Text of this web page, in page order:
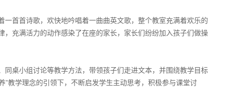
首首诗歌，欢快地吟唱着一曲曲英文歌，整个教室充满着欢乐的
充满活力的动作感染了在座的家长，家长们纷纷加入孩子们做操
桌小组讨论等教学方法，带领孩子们走进文本，并围绕教学目标
”教学理念的引领下，不断启发学生主动思考，积极参与课堂讨